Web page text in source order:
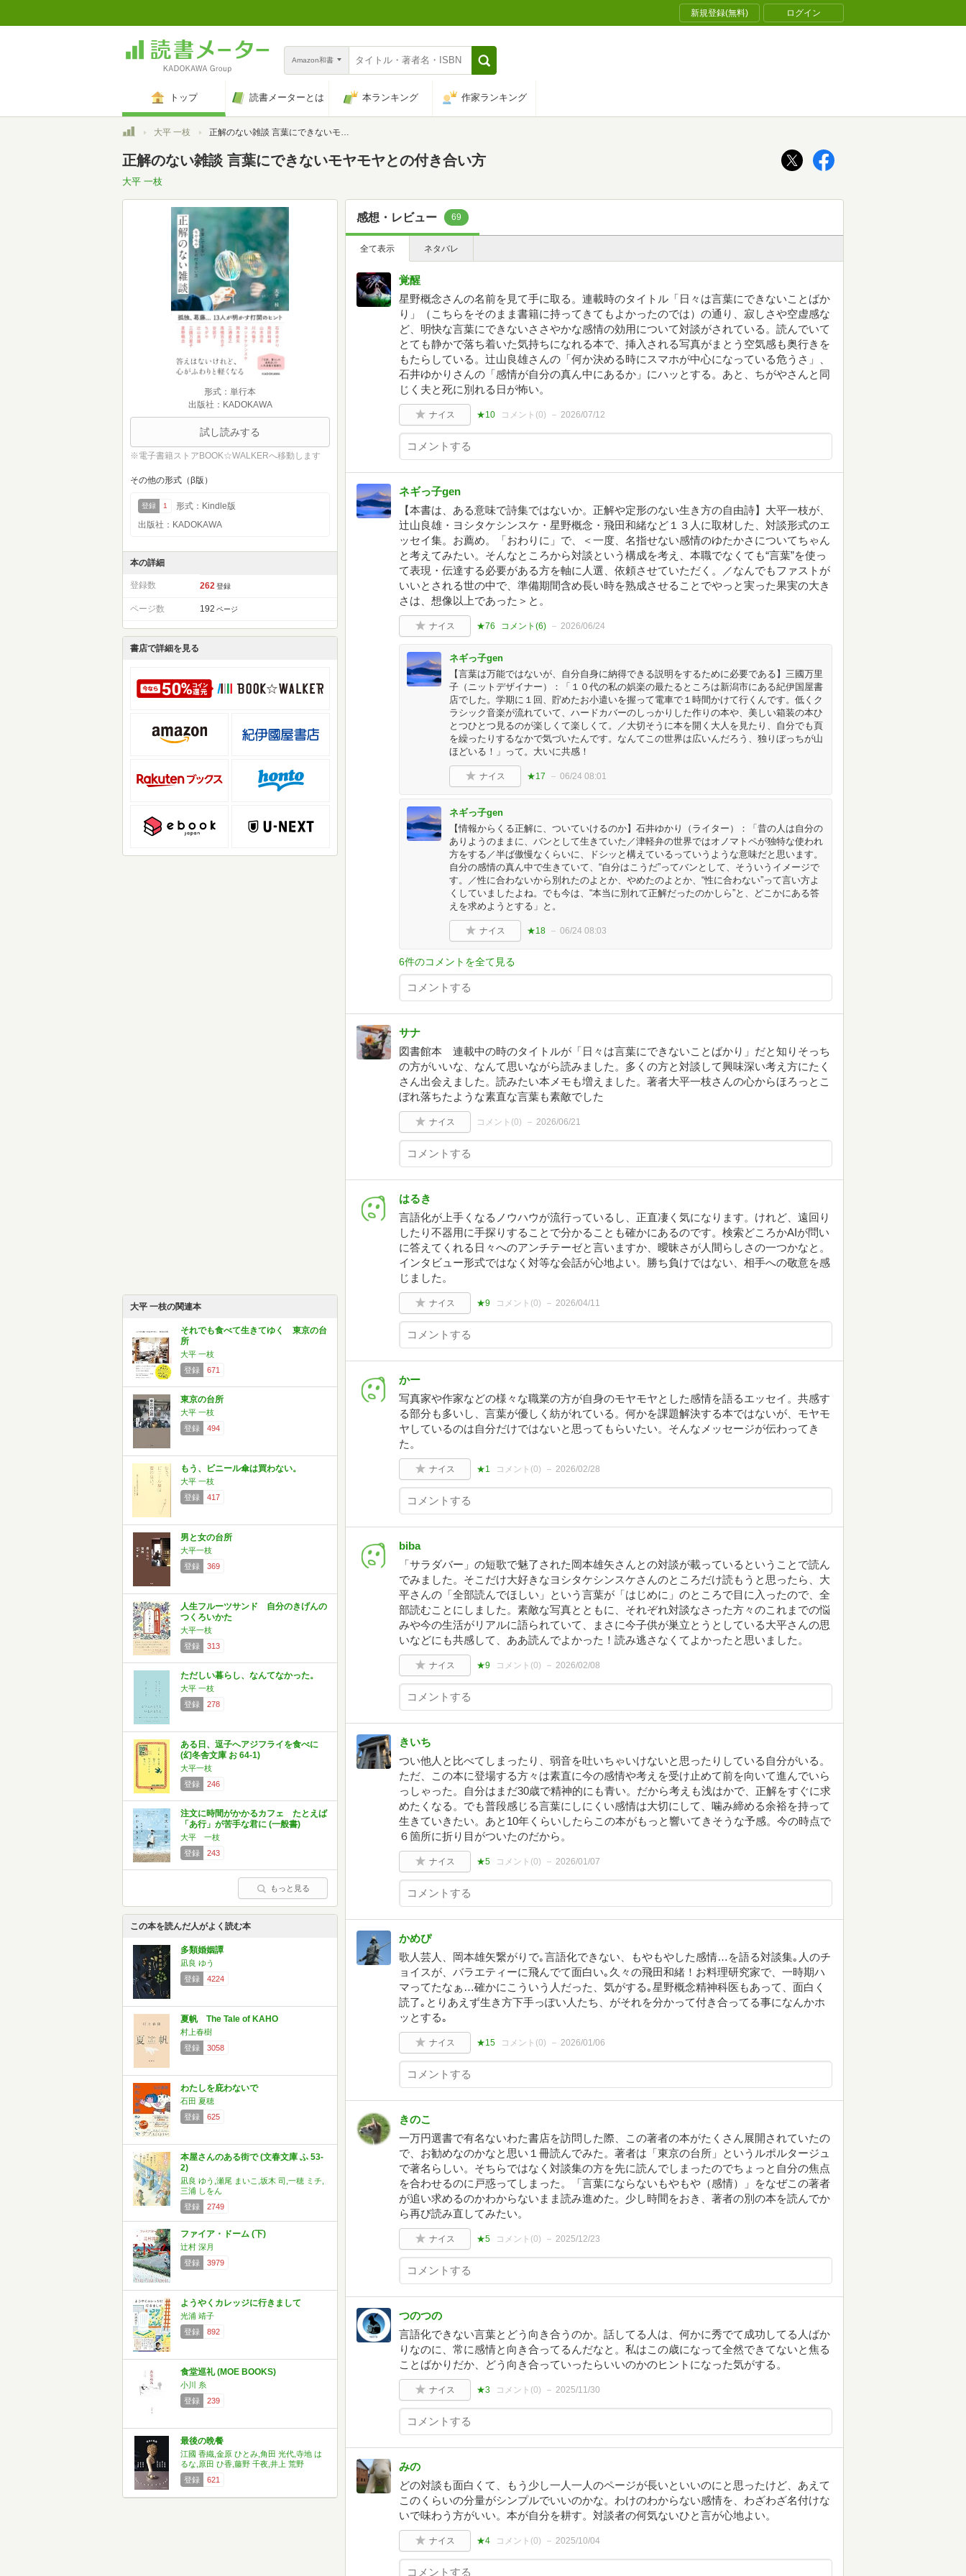
新規登録(無料) ログイン
Amazon和書
トップ 読書メーターとは 本ランキング 作家ランキング
トップ大平 一枝 正解のない雑談 言葉にできないモヤモヤとの付き合い方
正解のない雑談 言葉にできないモヤモヤとの付き合い方
大平 一枝
形式：単行本
出版社：KADOKAWA
試し読みする
※電子書籍ストアBOOK☆WALKERへ移動します
その他の形式（β版）
登録 1
形式：Kindle版
出版社：KADOKAWA
本の詳細
登録数 262 登録
ページ数 192 ページ
書店で詳細を見る
大平 一枝の関連本
それでも食べて生きてゆく 東京の台
所
大平 一枝
登録
671
東京の台所
大平 一枝
登録
494
もう、ビニール傘は買わない。
大平 一枝
登録
417
男と女の台所
大平一枝
登録
369
人生フルーツサンド 自分のきげんの
つくろいかた
大平一枝
登録
313
ただしい暮らし、なんてなかった。
大平 一枝
登録
278
ある日、逗子へアジフライを食べに
(幻冬舎文庫 お 64-1)
大平一枝
登録
246
注文に時間がかかるカフェ たとえば
「あ行」が苦手な君に (一般書)
大平 一枝
登録
243
もっと見る
この本を読んだ人がよく読む本
多類婚姻譚
凪良 ゆう
登録
4224
夏帆 The Tale of KAHO
村上春樹
登録
3058
わたしを庇わないで
石田 夏穂
登録
625
本屋さんのある街で (文春文庫 ふ 53-
2)
凪良 ゆう,瀬尾 まいこ,坂木 司,一穂 ミチ,
三浦 しをん
登録
2749
ファイア・ドーム (下)
辻村 深月
登録
3979
ようやくカレッジに行きまして
光浦 靖子
登録
892
食堂巡礼 (MOE BOOKS)
小川 糸
登録
239
最後の晩餐
江國 香織,金原 ひとみ,角田 光代,寺地 は
るな,原田 ひ香,藤野 千夜,井上 荒野
登録
621
感想・レビュー 69
全て表示 ネタバレ
覚醒
星野概念さんの名前を見て手に取る。連載時のタイトル「日々は言葉にできないことばか
り」（こちらをそのまま書籍に持ってきてもよかったのでは）の通り、寂しさや空虚感な
ど、明快な言葉にできないささやかな感情の効用について対談がされている。読んでいて
とても静かで落ち着いた気持ちになれる本で、挿入される写真がまとう空気感も奥行きを
もたらしている。辻山良雄さんの「何か決める時にスマホが中心になっている危うさ」、
石井ゆかりさんの「感情が自分の真ん中にあるか」にハッとする。あと、ちがやさんと同
じく夫と死に別れる日が怖い。
ナイス ★10 コメント(0) 2026/07/12
ネギっ子gen
【本書は、ある意味で詩集ではないか。正解や定形のない生き方の自由詩】大平一枝が、
辻山良雄・ヨシタケシンスケ・星野概念・飛田和緒など１３人に取材した、対談形式のエ
ッセイ集。お薦め。「おわりに」で、＜一度、名指せない感情のゆたかさについてちゃん
と考えてみたい。そんなところから対談という構成を考え、本職でなくても“言葉”を使っ
て表現・伝達する必要がある方を軸に人選、依頼させていただく。／なんでもファストが
いいとされる世の中で、準備期間含め長い時を熟成させることでやっと実った果実の大き
さは、想像以上であった＞と。
ナイス ★76 コメント(6) 2026/06/24
ネギっ子gen
【言葉は万能ではないが、自分自身に納得できる説明をするために必要である】三國万里
子（ニットデザイナー）：「１０代の私の娯楽の最たるところは新潟市にある紀伊国屋書
店でした。学期に１回、貯めたお小遣いを握って電車で１時間かけて行くんです。低くク
ラシック音楽が流れていて、ハードカバーのしっかりした作りの本や、美しい箱装の本ひ
とつひとつ見るのが楽しくて楽しくて。／大切そうに本を開く大人を見たり、自分でも頁
を繰ったりするなかで気づいたんです。なんてこの世界は広いんだろう、独りぼっちが山
ほどいる！」って。大いに共感！
ナイス ★17 06/24 08:01
ネギっ子gen
【情報からくる正解に、ついていけるのか】石井ゆかり（ライター）：「昔の人は自分の
ありようのままに、バンとして生きていた／津軽弁の世界ではオノマトペが独特な使われ
方をする／半ば傲慢なくらいに、ドシッと構えているっていうような意味だと思います。
自分の感情の真ん中で生きていて、“自分はこうだ”ってバンとして、そういうイメージで
す。／性に合わないから別れたのよとか、やめたのよとか、“性に合わない”って言い方よ
くしていましたよね。でも今は、“本当に別れて正解だったのかしら”と、どこかにある答
えを求めようとする」と。
ナイス ★18 06/24 08:03
6件のコメントを全て見る
サナ
図書館本 連載中の時のタイトルが「日々は言葉にできないことばかり」だと知りそっち
の方がいいな、なんて思いながら読みました。多くの方と対談して興味深い考え方にたく
さん出会えました。読みたい本メモも増えました。著者大平一枝さんの心からほろっとこ
ぼれ落ちたような素直な言葉も素敵でした
ナイス コメント(0) 2026/06/21
はるき
言語化が上手くなるノウハウが流行っているし、正直凄く気になります。けれど、遠回り
したり不器用に手探りすることで分かることも確かにあるのです。検索どころかAIが問い
に答えてくれる日々へのアンチテーゼと言いますか、曖昧さが人間らしさの一つかなと。
インタビュー形式ではなく対等な会話が心地よい。勝ち負けではない、相手への敬意を感
じました。
ナイス ★9 コメント(0) 2026/04/11
かー
写真家や作家などの様々な職業の方が自身のモヤモヤとした感情を語るエッセイ。共感す
る部分も多いし、言葉が優しく紡がれている。何かを課題解決する本ではないが、モヤモ
ヤしているのは自分だけではないと思ってもらいたい。そんなメッセージが伝わってき
た。
ナイス ★1 コメント(0) 2026/02/28
biba
「サラダバー」の短歌で魅了された岡本雄矢さんとの対談が載っているということで読ん
でみました。そこだけ大好きなヨシタケシンスケさんのところだけ読もうと思ったら、大
平さんの「全部読んでほしい」という言葉が「はじめに」のところで目に入ったので、全
部読むことにしました。素敵な写真とともに、それぞれ対談なさった方々のこれまでの悩
みや今の生活がリアルに語られていて、まさに今子供が巣立とうとしている大平さんの思
いなどにも共感して、ああ読んでよかった！読み逃さなくてよかったと思いました。
ナイス ★9 コメント(0) 2026/02/08
きいち
つい他人と比べてしまったり、弱音を吐いちゃいけないと思ったりしている自分がいる。
ただ、この本に登場する方々は素直に今の感情や考えを受け止めて前を向いて進んでいら
っしゃった。自分はまだ30歳で精神的にも青い。だから考えも浅はかで、正解をすぐに求
めたくなる。でも普段感じる言葉にしにくい感情は大切にして、噛み締める余裕を持って
生きていきたい。あと10年くらいしたらこの本がもっと響いてきそうな予感。今の時点で
６箇所に折り目がついたのだから。
ナイス ★5 コメント(0) 2026/01/07
かめぴ
歌人芸人、岡本雄矢繋がりで｡言語化できない、もやもやした感情…を語る対談集｡人のチ
ョイスが、バラエティーに飛んでて面白い｡久々の飛田和緒！お料理研究家で、一時期ハ
マってたなぁ…確かにこういう人だった、気がする｡星野概念精神科医もあって、面白く
読了｡とりあえず生き方下手っぽい人たち、がそれを分かって付き合ってる事になんかホ
ッとする｡
ナイス ★15 コメント(0) 2026/01/06
きのこ
一万円選書で有名ないわた書店を訪問した際、この著者の本がたくさん展開されていたの
で、お勧めなのかなと思い１冊読んでみた。著者は「東京の台所」というルポルタージュ
で著名らしい。そちらではなく対談集の方を先に読んでしまったのでちょっと自分の焦点
を合わせるのに戸惑ってしまった。「言葉にならないもやもや（感情）」をなぜこの著者
が追い求めるのかわからないまま読み進めた。少し時間をおき、著者の別の本を読んでか
ら再び読み直してみたい。
ナイス ★5 コメント(0) 2025/12/23
つのつの
言語化できない言葉とどう向き合うのか。話してる人は、何かに秀でて成功してる人ばか
りなのに、常に感情と向き合ってるんだなと。私はこの歳になって全然できてないと焦る
ことばかりだか、どう向き合っていったらいいのかのヒントになった気がする。
ナイス ★3 コメント(0) 2025/11/30
みの
どの対談も面白くて、もう少し一人一人のページが長いといいのにと思ったけど、あえて
このくらいの分量がシンプルでいいのかな。わけのわからない感情を、わざわざ名付けな
いで味わう方がいい。本が自分を耕す。対談者の何気ないひと言が心地よい。
ナイス ★4 コメント(0) 2025/10/04